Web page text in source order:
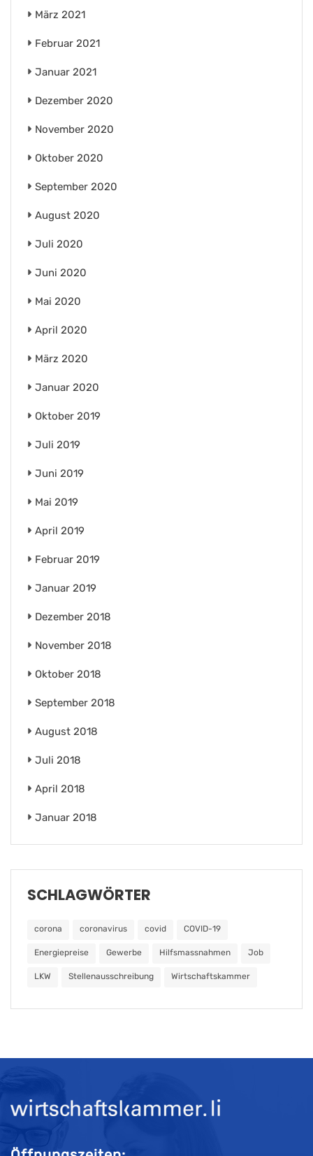
März 2021
Februar 2021
Januar 2021
Dezember 2020
November 2020
Oktober 2020
September 2020
August 2020
Juli 2020
Juni 2020
Mai 2020
April 2020
März 2020
Januar 2020
Oktober 2019
Juli 2019
Juni 2019
Mai 2019
April 2019
Februar 2019
Januar 2019
Dezember 2018
November 2018
Oktober 2018
September 2018
August 2018
Juli 2018
April 2018
Januar 2018
SCHLAGWÖRTER
corona coronavirus covid COVID-19
Energiepreise Gewerbe Hilfsmassnahmen Job
LKW Stellenausschreibung Wirtschaftskammer